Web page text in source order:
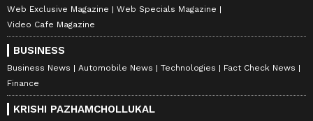
Web Exclusive Magazine
Web Specials Magazine
Video Cafe Magazine
BUSINESS
Business News Automobile News Technologies
Fact Check News
Finance
KRISHI PAZHAMCHOLLUKAL